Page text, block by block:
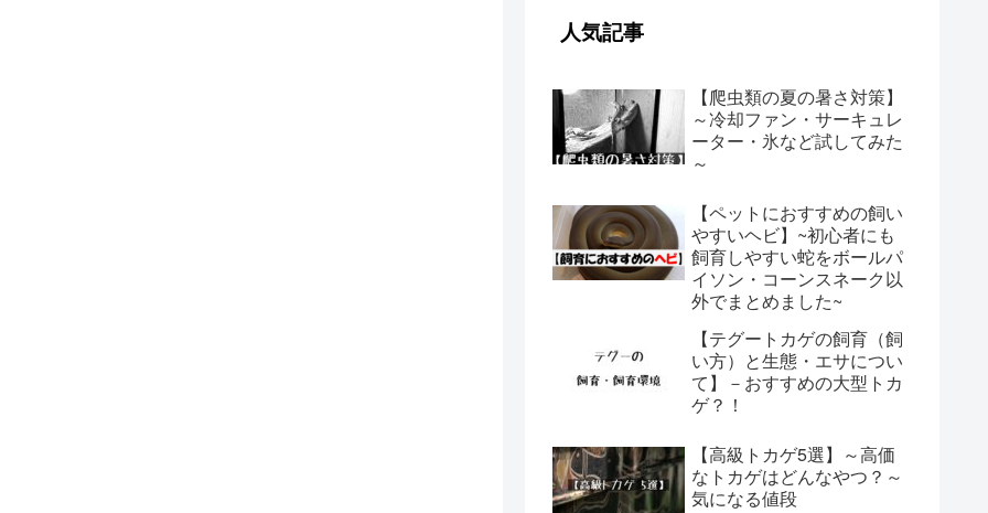
人気記事
【爬虫類の夏の暑さ対策】
～冷却ファン・サーキュレ
ーター・氷など試してみた
～
【ペットにおすすめの飼い
やすいヘビ】~初心者にも
飼育しやすい蛇をボールパ
イソン・コーンスネーク以
外でまとめました~
【テグートカゲの飼育（飼
い方）と生態・エサについ
て】－おすすめの大型トカ
ゲ？！
【高級トカゲ5選】～高価
なトカゲはどんなやつ？～
気になる値段